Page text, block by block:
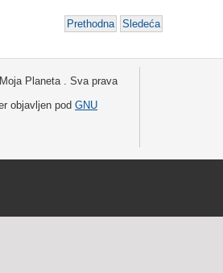
Prethodna Sledeća
Planeta . Sva prava
objavljen pod GNU